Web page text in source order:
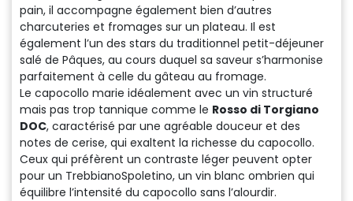
pain, il accompagne également bien d’autres
charcuteries et fromages sur un plateau. Il est
également l’un des stars du traditionnel petit-déjeuner
salé de Pâques, au cours duquel sa saveur s’harmonise
parfaitement à celle du gâteau au fromage.
Le capocollo marie idéalement avec un vin structuré
mais pas trop tannique comme le Rosso di Torgiano
DOC, caractérisé par une agréable douceur et des
notes de cerise, qui exaltent la richesse du capocollo.
Ceux qui préfèrent un contraste léger peuvent opter
pour un TrebbianoSpoletino, un vin blanc ombrien qui
équilibre l’intensité du capocollo sans l’alourdir.